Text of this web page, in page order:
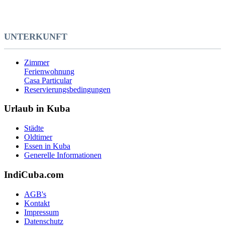
UNTERKUNFT
Zimmer
Ferienwohnung
Casa Particular
Reservierungsbedingungen
Urlaub in Kuba
Städte
Oldtimer
Essen in Kuba
Generelle Informationen
IndiCuba.com
AGB's
Kontakt
Impressum
Datenschutz